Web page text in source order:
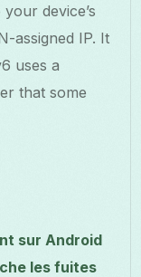
device’s
assigned IP. It
uses a
that some
sur Android
les fuites